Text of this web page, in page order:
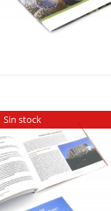
Sin stock